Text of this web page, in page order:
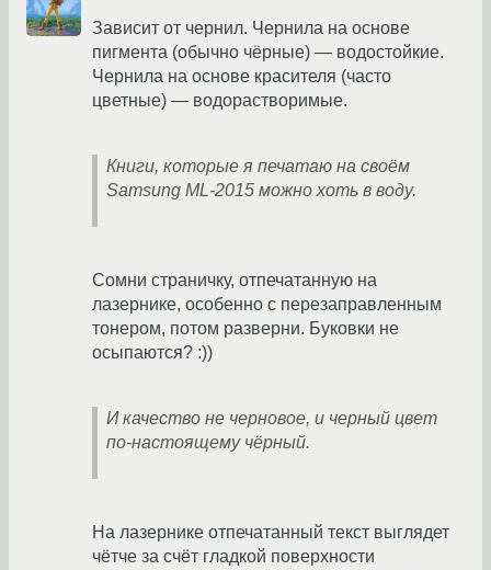
Зависит от чернил. Чернила на основе
пигмента (обычно чёрные) — водостойкие.
Чернила на основе красителя (часто
цветные) — водорастворимые.
Книги, которые я печатаю на своём
Samsung ML-2015 можно хоть в воду.
Сомни страничку, отпечатанную на
лазернике, особенно с перезаправленным
тонером, потом разверни. Буковки не
осыпаются? :))
И качество не черновое, и черный цвет
по-настоящему чёрный.
На лазернике отпечатанный текст выглядет
чётче за счёт гладкой поверхности